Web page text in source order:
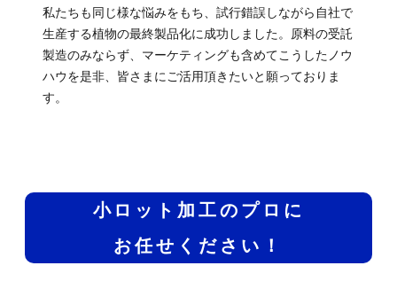
私たちも同じ様な悩みをもち、試行錯誤しながら自社で
生産する植物の最終製品化に成功しました。原料の受託
製造のみならず、マーケティングも含めてこうしたノウ
ハウを是非、皆さまにご活用頂きたいと願っておりま
す。
小ロット加工のプロに
お任せください！